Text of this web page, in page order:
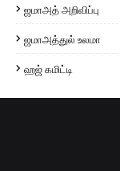
ஜமாஅத் அறிவிப்பு
ஜமாஅத்துல் உலமா
ஹஜ் கமிட்டி